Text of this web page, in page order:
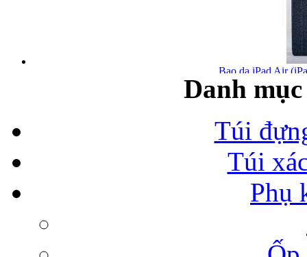
Bao da iPad Air
Bao da iPad Air
Danh
Túi
Túi
Phụ